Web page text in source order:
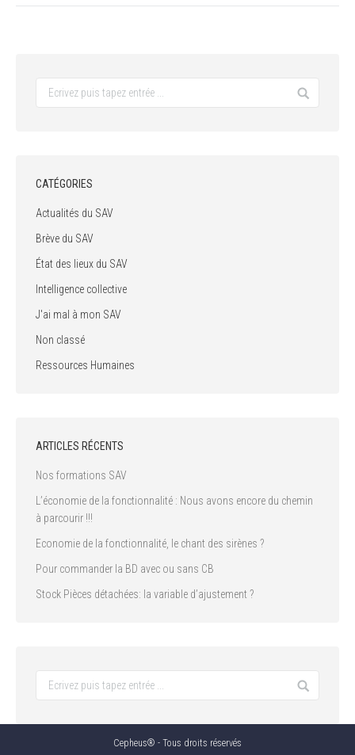
CATÉGORIES
Actualités du SAV
Brève du SAV
État des lieux du SAV
Intelligence collective
J'ai mal à mon SAV
Non classé
Ressources Humaines
ARTICLES RÉCENTS
Nos formations SAV
L’économie de la fonctionnalité : Nous avons encore du chemin
à parcourir !!!
Economie de la fonctionnalité, le chant des sirènes ?
Pour commander la BD avec ou sans CB
Stock Pièces détachées: la variable d’ajustement ?
Cepheus® - Tous droits réservés